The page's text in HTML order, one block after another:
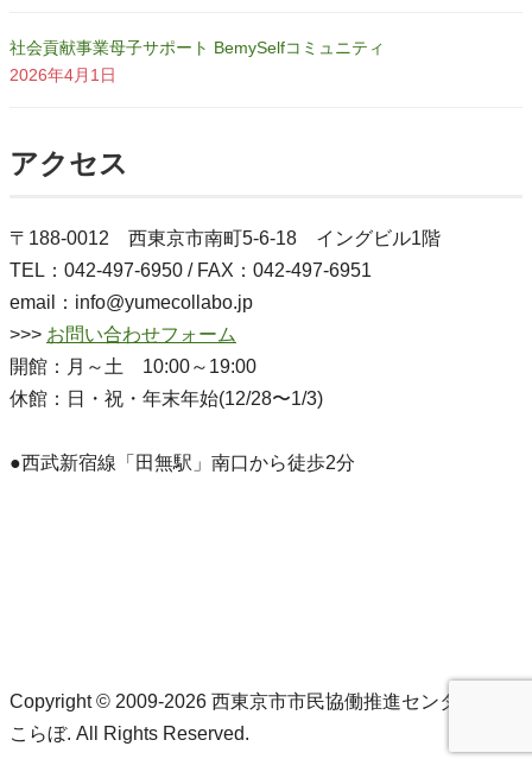
社会貢献事業母子サポート BemySelfコミュニティ
2026年4月1日
アクセス
〒188-0012 西東京市南町5-6-18 イングビル1階
TEL：042-497-6950 / FAX：042-497-6951
email：info@yumecollabo.jp
>>> お問い合わせフォーム
開館：月～土 10:00～19:00
休館：日・祝・年末年始(12/28〜1/3)
●西武新宿線「田無駅」南口から徒歩2分
Copyright © 2009-2026 西東京市市民協働推進センターゆめ
こらぼ. All Rights Reserved.